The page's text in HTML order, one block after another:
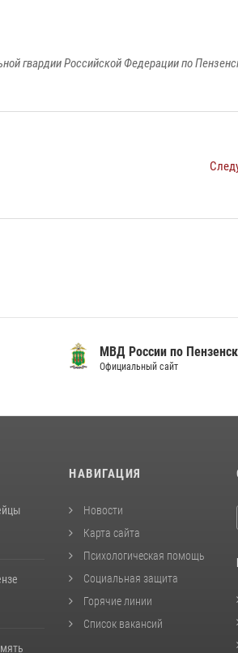
гвардии Российской Федерации по
МВД России по
Официальный сайт
НАВИГАЦИЯ
Новости
Карта сайта
Психологическая помощь
Социальная защита
Горячие линии
Список вакансий